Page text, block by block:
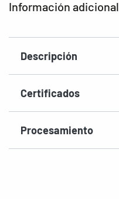
Información adicional
Descripción
Certificados
Procesamiento
Forma de las esquinas
EAN